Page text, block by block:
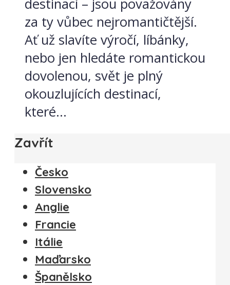
destinací – jsou považovány
za ty vůbec nejromantičtější.
Ať už slavíte výročí, líbánky,
nebo jen hledáte romantickou
dovolenou, svět je plný
okouzlujících destinací,
které...
Zavřít
Česko
Slovensko
Anglie
Francie
Itálie
Maďarsko
Španělsko